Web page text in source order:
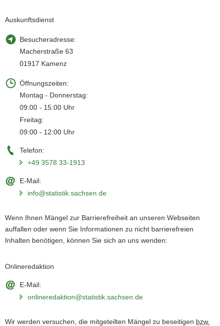
Auskunftsdienst
Besucheradresse:
Macherstraße 63
01917 Kamenz
Öffnungszeiten:
Montag - Donnerstag:
09:00 - 15:00 Uhr
Freitag:
09:00 - 12:00 Uhr
Telefon:
+49 3578 33-1913
E-Mail:
info@statistik.sachsen.de
Wenn Ihnen Mängel zur Barrierefreiheit an unseren Webseiten
auffallen oder wenn Sie Informationen zu nicht barrierefreien
Inhalten benötigen, können Sie sich an uns wenden:
Onlineredaktion
E-Mail:
onlineredaktion@statistik.sachsen.de
Wir werden versuchen, die mitgeteilten Mängel zu beseitigen bzw.